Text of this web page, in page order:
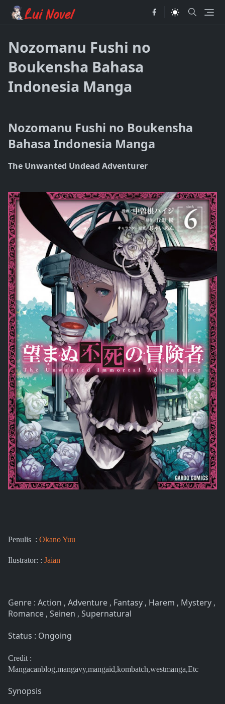
Nozomanu Fushi no
Boukensha Bahasa
Indonesia Manga
Nozomanu Fushi no Boukensha
Bahasa Indonesia Manga
The Unwanted Undead Adventurer
Penulis : Okano Yuu
Ilustrator: : Jaian
Genre : Action , Adventure , Fantasy , Harem , Mystery ,
Romance , Seinen , Supernatural
Status : Ongoing
Credit :
Mangacanblog,mangavy,mangaid,kombatch,westmanga,Etc
Synopsis